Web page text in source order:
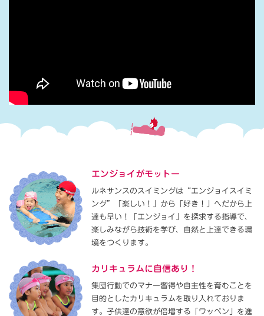
エンジョイがモットー
ルネサンスのスイミングは“エンジョイスイミ
ング”「楽しい！」から「好き！」へだから上
達も早い！「エンジョイ」を探求する指導で、
楽しみながら技術を学び、自然と上達できる環
境をつくります。
カリキュラムに自信あり！
集団行動でのマナー習得や自主性を育むことを
目的としたカリキュラムを取り入れておりま
す。子供達の意欲が倍増する「ワッペン」を進